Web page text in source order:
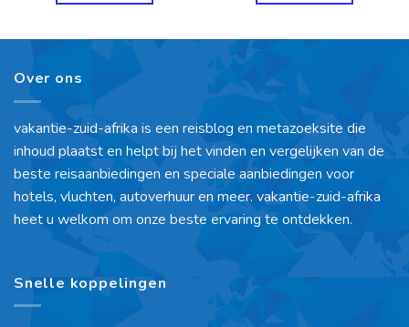
Over ons
vakantie-zuid-afrika is een reisblog en metazoeksite die
inhoud plaatst en helpt bij het vinden en vergelijken van de
beste reisaanbiedingen en speciale aanbiedingen voor
hotels, vluchten, autoverhuur en meer. vakantie-zuid-afrika
heet u welkom om onze beste ervaring te ontdekken.
Snelle koppelingen